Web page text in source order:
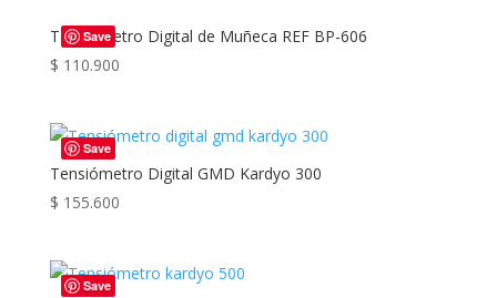
Save
Tensiómetro Digital de Muñeca REF BP-606
$ 110.900
Save
Tensiómetro Digital GMD Kardyo 300
$ 155.600
Save